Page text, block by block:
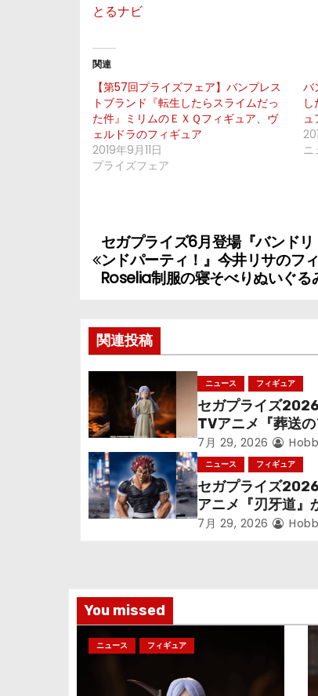
とるナビ
関連
【第57回プライズフェア】バンプレス
トブランド『転生したらスライムだっ
た件』ミリムのＥＸＱフィギュア、ヴ
ェルドラのフィギュア
2019年9月11日
プライズフェア
バ
ニ
投
稿
ビ
ゲ
ー
シ
ョ
ン
セガプライズ6月登場『バンド
ンドパーティ！』今井リサのフィ
Roselia制服の寝そべりぬいぐる
関連投稿
ニュース フィギュア
セガプライズ
TVアニメ『葬送
ン』鉱山で300年
っっちゃった「フ
立体化！
7月 29, 2026
ニュース フィギュア
セガプライズ
アニメ『刃牙道』
次郎」が登場ッッ!!
7月 29, 2026
You missed
ニュース フィギュア